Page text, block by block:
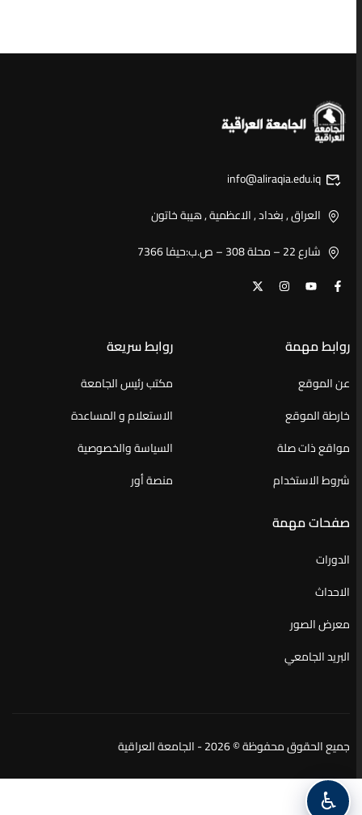
info@aliraqia.edu.iq
العراق , بغداد , الاعظمية , هيبة خاتون
شارع 22 – محلة 308 – ص.ب:حيفا 7366
روابط مهمة
عن الموقع
خارطة الموقع
مواقع ذات صلة
شروط الاستخدام
روابط سريعة
مكتب رئيس الجامعة
الاستعلام و المساعدة
السياسة والخصوصية
منصة أور
صفحات مهمة
الدورات
الاحداث
معرض الصور
البريد الجامعي
جميع الحقوق محفوظة © 2026 - الجامعة العراقية
♿